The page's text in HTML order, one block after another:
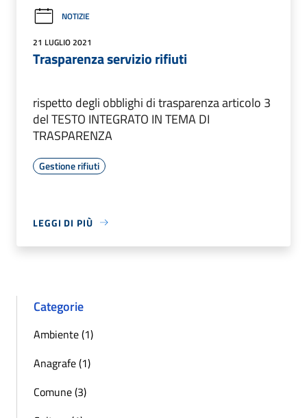
NOTIZIE
21 LUGLIO 2021
Trasparenza servizio rifiuti
rispetto degli obblighi di trasparenza articolo 3
del TESTO INTEGRATO IN TEMA DI
TRASPARENZA
Gestione rifiuti
LEGGI DI PIÙ
Categorie
Ambiente (1)
Anagrafe (1)
Comune (3)